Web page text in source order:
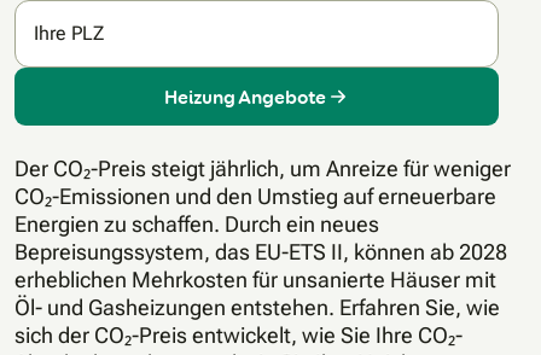
Ihre PLZ
Heizung Angebote
Der CO₂-Preis steigt jährlich, um Anreize für weniger
CO₂-Emissionen und den Umstieg auf erneuerbare
Energien zu schaffen. Durch ein neues
Bepreisungssystem, das EU-ETS II, können ab 2028
erheblichen Mehrkosten für unsanierte Häuser mit
Öl- und Gasheizungen entstehen. Erfahren Sie, wie
sich der CO₂-Preis entwickelt, wie Sie Ihre CO₂-